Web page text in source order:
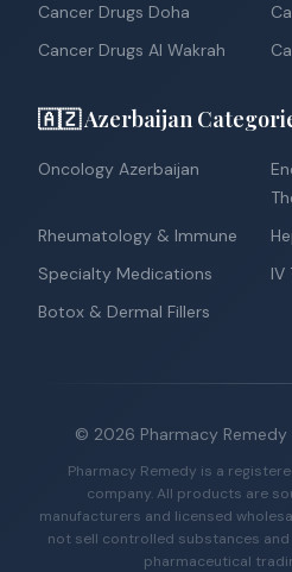
Cancer Drugs Doha
Cancer Drugs Al Wakrah
🇦🇿 Azerbaijan
Oncology Azerbaijan
Rheumatology & Immune
Specialty Medications
IV
Botox & Dermal Fillers
© 2026 Pharmacy Remedy
Pharmacy Remedy is a
company. All products are
manufacturers and licensed
not sell controlled substances
pharmaceutical